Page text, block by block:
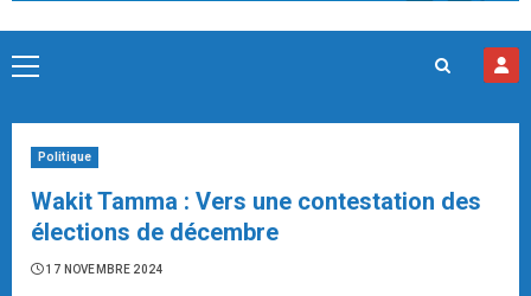
Primary
Politique
Wakit Tamma : Vers une contestation des
élections de décembre
17 NOVEMBRE 2024